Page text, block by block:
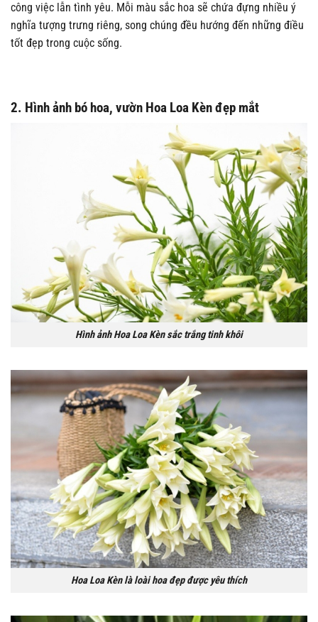
công việc lẫn tình yêu. Mỗi màu sắc hoa sẽ chứa đựng nhiều ý
nghĩa tượng trưng riêng, song chúng đều hướng đến những điều
tốt đẹp trong cuộc sống.
2. Hình ảnh bó hoa, vườn Hoa Loa Kèn đẹp mắt
Hình ảnh Hoa Loa Kèn sắc trắng tinh khôi
Hoa Loa Kèn là loài hoa đẹp được yêu thích